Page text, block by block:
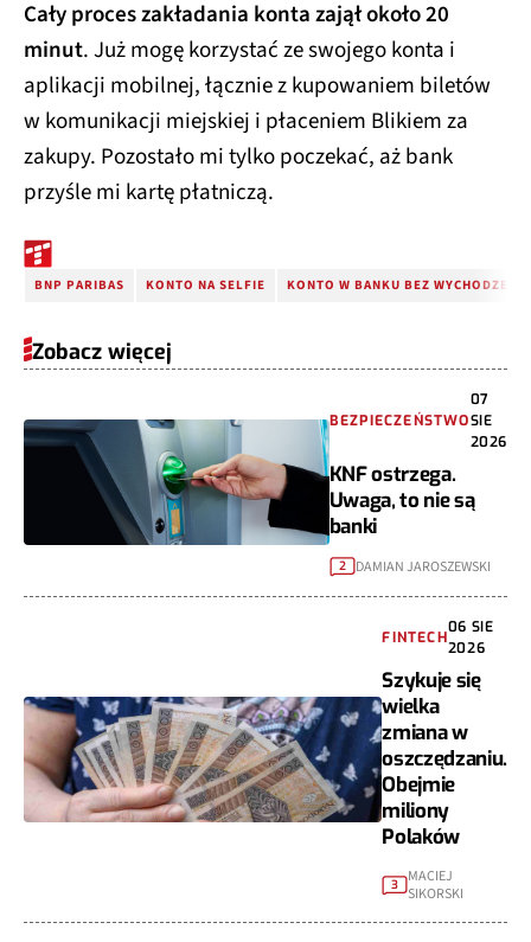
Cały proces zakładania konta zajął około 20
minut. Już mogę korzystać ze swojego konta i
aplikacji mobilnej, łącznie z kupowaniem biletów
w komunikacji miejskiej i płaceniem Blikiem za
zakupy. Pozostało mi tylko poczekać, aż bank
przyśle mi kartę płatniczą.
BNP PARIBAS KONTO NA SELFIE KONTO W BANKU BEZ
Zobacz więcej
BEZPIECZEŃSTWO
07
SIE
2026
KNF ostrzega.
Uwaga, to nie są
banki
2 DAMIAN JAROSZEWSKI
FINTECH
06 SIE
2026
Szykuje się
wielka
zmiana w
oszczędzaniu.
Obejmie
miliony
Polaków
3 MACIEJ
SIKORSKI